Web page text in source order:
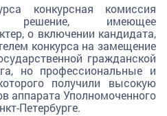
конкурсная комиссия
решение, имеющее
о включении кандидата,
конкурса на замещение
гражданской
но профессиональные и
получили высокую
аппарата Уполномоченного
Петербурге.